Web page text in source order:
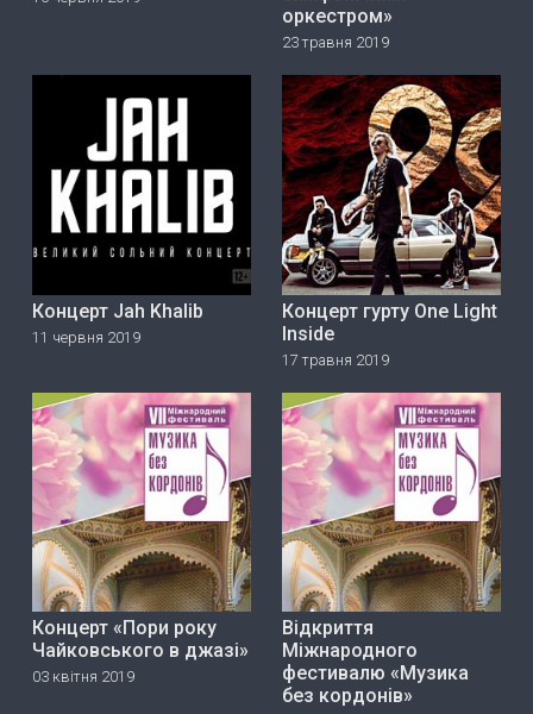
оркестром»
23 травня 2019
Концерт Jah Khalib
11 червня 2019
Концерт гурту One Light
Inside
17 травня 2019
Концерт «Пори року
Чайковського в джазі»
03 квітня 2019
Відкриття
Міжнародного
фестивалю «Музика
без кордонів»